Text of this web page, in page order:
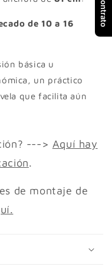
de 10 a 16
básica u
un práctico
que facilita aún
---> Aquí hay
.
de montaje de